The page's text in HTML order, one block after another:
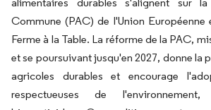
Commune (PAC) de l'Union Européenne
Ferme à la Table. La réforme de la PAC,
et se poursuivant jusqu'en 2027, donne la
agricoles durables et encourage
respectueuses de